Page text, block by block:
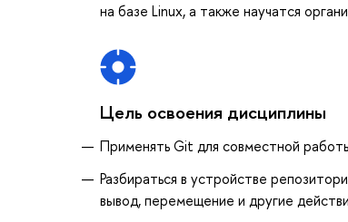
на базе Linux, а также научатся
Цель освоения дисциплины
Применять Git для совместной
Разбираться в устройстве
вывод, перемещение и другие